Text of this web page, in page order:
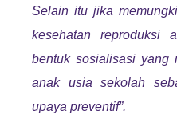
Selain itu jika
kesehatan reproduksi
bentuk sosialisasi yang
anak usia sekolah
upaya preventif”.